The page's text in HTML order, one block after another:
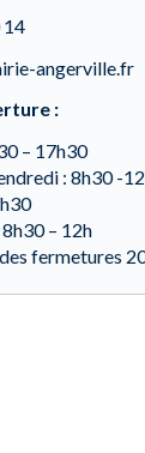
14
angerville.fr
:
– 17h30
: 8h30 -
– 12h
fermetures